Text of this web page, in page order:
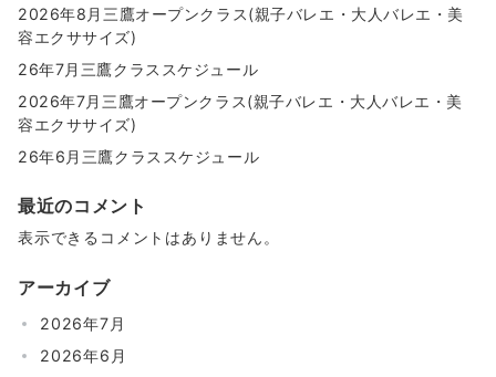
2026年8月三鷹オープンクラス(親子バレエ・大人バレエ・美
容エクササイズ)
26年7月三鷹クラススケジュール
2026年7月三鷹オープンクラス(親子バレエ・大人バレエ・美
容エクササイズ)
26年6月三鷹クラススケジュール
最近のコメント
表示できるコメントはありません。
アーカイブ
2026年7月
2026年6月